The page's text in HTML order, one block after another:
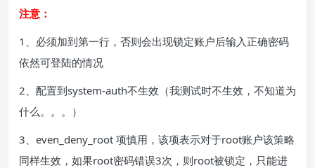
注意：
1、必须加到第一行，否则会出现锁定账户后输入正确密码
依然可登陆的情况
2、配置到system-auth不生效（我测试时不生效，不知道为
什么。。。）
3、even_deny_root 项慎用，该项表示对于root账户该策略
同样生效，如果root密码错误3次，则root被锁定，只能进